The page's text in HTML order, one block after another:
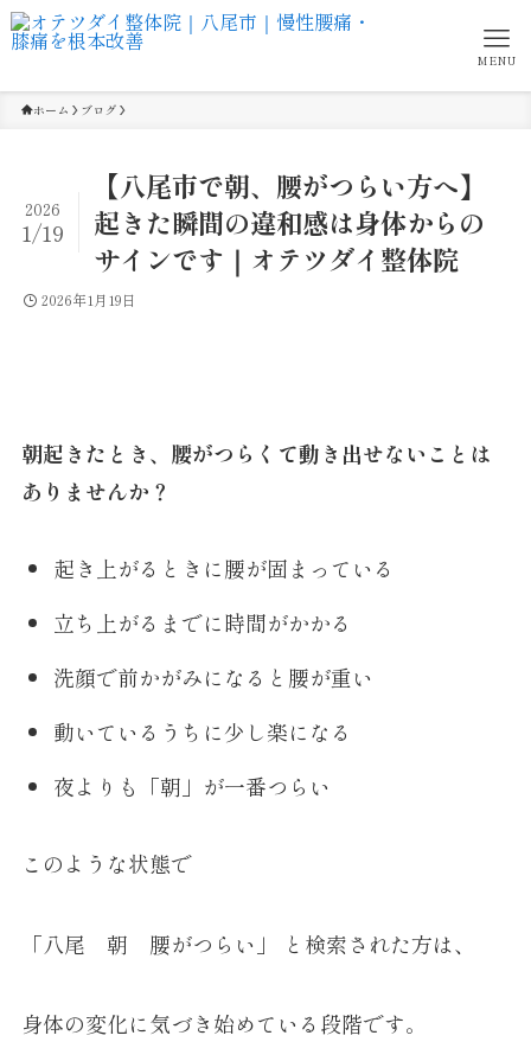
MENU
ホーム ブログ
【八尾市で朝、腰がつらい方へ】
起きた瞬間の違和感は身体からの
サインです｜オテツダイ整体院
2026
1/19
2026年1月19日
朝起きたとき、腰がつらくて動き出せないことは
ありませんか？
起き上がるときに腰が固まっている
立ち上がるまでに時間がかかる
洗顔で前かがみになると腰が重い
動いているうちに少し楽になる
夜よりも「朝」が一番つらい
このような状態で
「八尾 朝 腰がつらい」 と検索された方は、
身体の変化に気づき始めている段階です。